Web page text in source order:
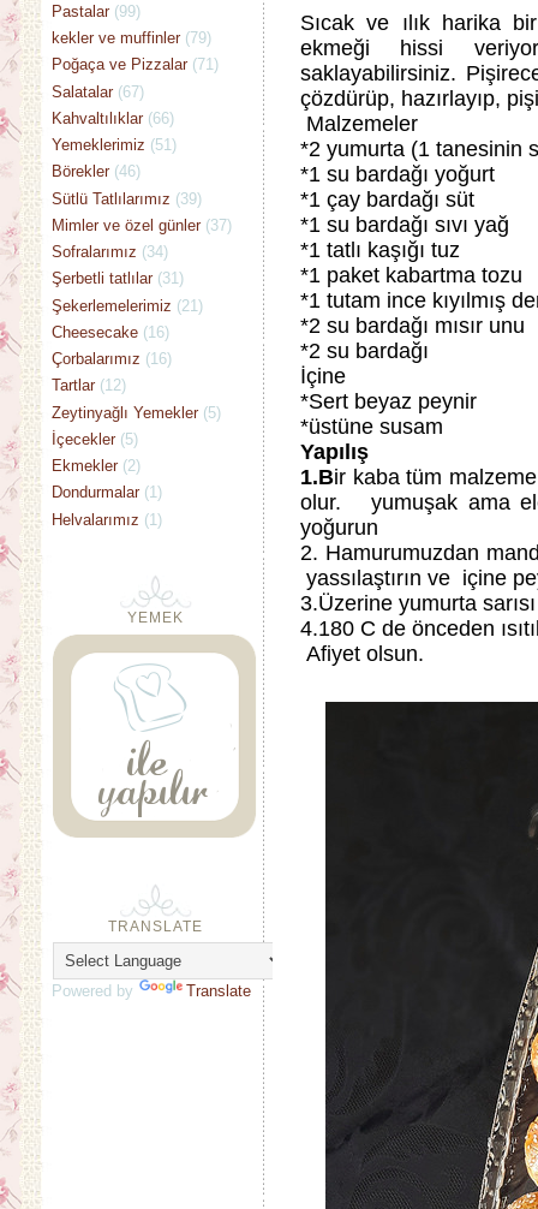
Sıcak ve ılık harika
ekmeği hissi
saklayabilirsiniz.
çözdürüp, hazırlayıp,
Malzemeler
*2 yumurta (1 tanesinin
*1 su bardağı yoğurt
*1 çay bardağı süt
*1 su bardağı sıvı yağ
*1 tatlı kaşığı tuz
*1 paket kabartma tozu
*1 tutam ince kıyılmış
*2 su bardağı mısır unu
*2 su bardağı
İçine
*Sert beyaz peynir
*üstüne susam
Yapılış
1.Bir kaba tüm
olur. yumuşak ama
yoğurun
2. Hamurumuzdan
yassılaştırın ve içine
3.Üzerine yumurta
4.180 C de önceden
Afiyet olsun.
Pastalar (99)
kekler ve muffinler (79)
Poğaça ve Pizzalar (71)
Salatalar (67)
Kahvaltılıklar (66)
Yemeklerimiz (51)
Börekler (46)
Sütlü Tatlılarımız (39)
Mimler ve özel günler (37)
Sofralarımız (34)
Şerbetli tatlılar (31)
Şekerlemelerimiz (21)
Cheesecake (16)
Çorbalarımız (16)
Tartlar (12)
Zeytinyağlı Yemekler (5)
İçecekler (5)
Ekmekler (2)
Dondurmalar (1)
Helvalarımız (1)
YEMEK
TRANSLATE
Powered by Translate